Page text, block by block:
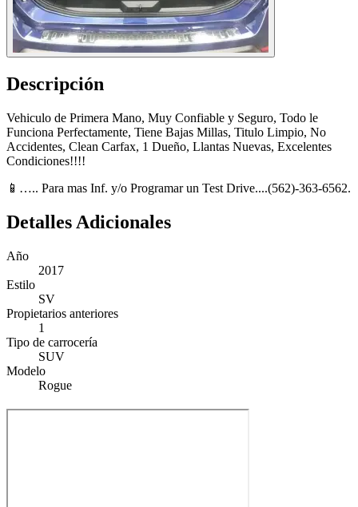
Descripción
Vehiculo de Primera Mano, Muy Confiable y Seguro, Todo le
Funciona Perfectamente, Tiene Bajas Millas, Titulo Limpio, No
Accidentes, Clean Carfax, 1 Dueño, Llantas Nuevas, Excelentes
Condiciones!!!!
📱….. Para mas Inf. y/o Programar un Test Drive....(562)-363-6562.
Detalles Adicionales
Año
2017
Estilo
SV
Propietarios anteriores
1
Tipo de carrocería
SUV
Modelo
Rogue